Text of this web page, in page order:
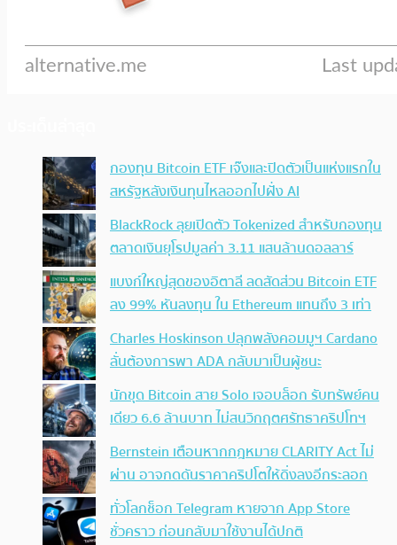
กองทุน Bitcoin ETF เจ๊งและปิดตัวเป็นแห่งแรกใน
สหรัฐหลังเงินทุนไหลออกไปฝั่ง AI
BlackRock ลุยเปิดตัว Tokenized สำหรับกองทุน
ตลาดเงินยุโรปมูลค่า 3.11 แสนล้านดอลลาร์
แบงก์ใหญ่สุดของอิตาลี ลดสัดส่วน Bitcoin ETF
ลง 99% หันลงทุน ใน Ethereum แทนถึง 3 เท่า
Charles Hoskinson ปลุกพลังคอมมูฯ Cardano
ลั่นต้องการพา ADA กลับมาเป็นผู้ชนะ
นักขุด Bitcoin สาย Solo เจอบล็อก รับทรัพย์คน
เดียว 6.6 ล้านบาท ไม่สนวิกฤตศรัทธาคริปโทฯ
Bernstein เตือนหากกฎหมาย CLARITY Act ไม่
ผ่าน อาจกดดันราคาคริปโตให้ดิ่งลงอีกระลอก
ทั่วโลกช็อก Telegram หายจาก App Store
ชั่วคราว ก่อนกลับมาใช้งานได้ปกติ